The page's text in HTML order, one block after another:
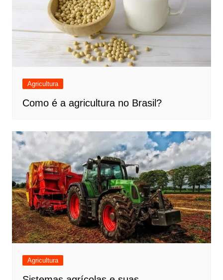
Agricultura
Como é a agricultura no Brasil?
Agricultura